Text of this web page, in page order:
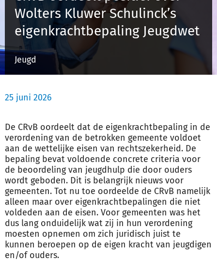
Inloggen
Registreren
Wolters Kluwer Schulinck’s
eigenkrachtbepaling Jeugdwet
Jeugd
25 juni 2026
De CRvB oordeelt dat de eigenkrachtbepaling in de
verordening van de betrokken gemeente voldoet
aan de wettelijke eisen van rechtszekerheid. De
bepaling bevat voldoende concrete criteria voor
de beoordeling van jeugdhulp die door ouders
wordt geboden. Dit is belangrijk nieuws voor
gemeenten. Tot nu toe oordeelde de CRvB namelijk
alleen maar over eigenkrachtbepalingen die niet
voldeden aan de eisen. Voor gemeenten was het
dus lang onduidelijk wat zij in hun verordening
moesten opnemen om zich juridisch juist te
kunnen beroepen op de eigen kracht van jeugdigen
en/of ouders.